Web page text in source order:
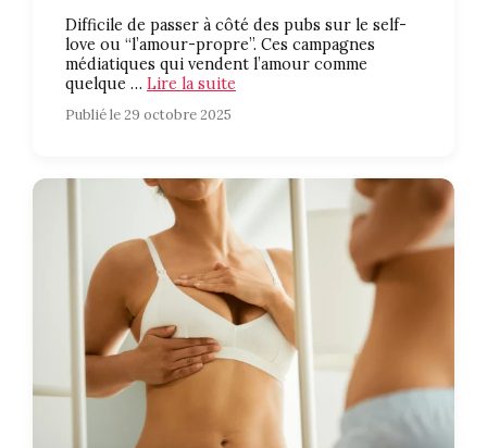
Difficile de passer à côté des pubs sur le self-
love ou “l’amour-propre”. Ces campagnes
médiatiques qui vendent l’amour comme
quelque … Lire la suite
Publié le 29 octobre 2025